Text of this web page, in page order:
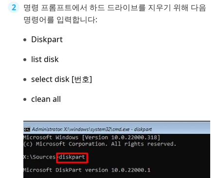
명령 프롬프트에서 하드 드라이브를 지우기 위해 다음
명령어를 입력합니다:
Diskpart
list disk
select disk [번호]
clean all